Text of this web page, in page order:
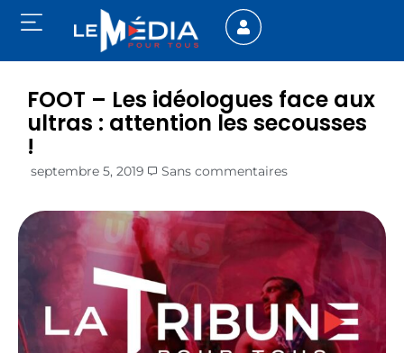
FOOT – Les idéologues face aux
ultras : attention les secousses
!
septembre 5, 2019 Sans commentaires